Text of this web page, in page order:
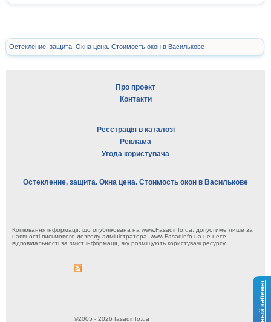
Личный кабинет
Остекление, защита. Окна цена. Стоимость окон в Василькове
Про проект
Контакти
Реєстрація в каталозі
Реклама
Угода користувача
Остекление, защита. Окна цена. Стоимость окон в Василькове
Копіювання інформації, що опублікована на www.Fasadinfo.ua, допустиме лише за
наявності письмового дозволу адміністратора. www.Fasadinfo.ua не несе
відповідальності за зміст інформації, яку розміщують користувачі ресурсу.
©2005 - 2026 fasadinfo.ua